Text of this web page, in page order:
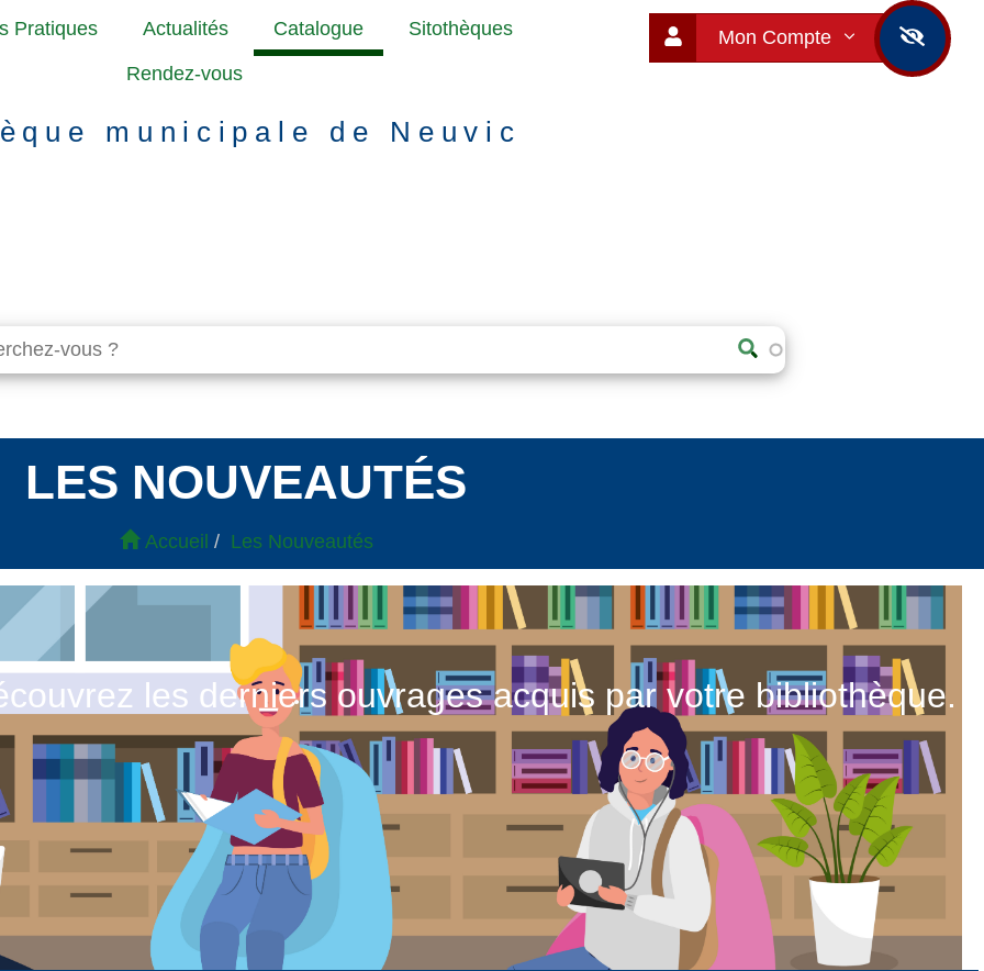
Pratiques Actualités Catalogue Sitothèques
Rendez-vous
municipale de Neuvic
Mon Compte
LES NOUVEAUTÉS
Accueil Les Nouveautés
les derniers ouvrages acquis par votre bibliothèque.